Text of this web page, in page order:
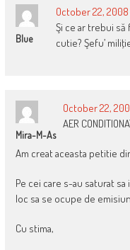
Blue
October 22, 2008
Şi ce ar trebui să
cutie? Şefu’
Mira-M-As
October 22,
AER
Am creat aceasta petitie
Pe cei care s-au saturat
loc sa se ocupe de
Cu stima,